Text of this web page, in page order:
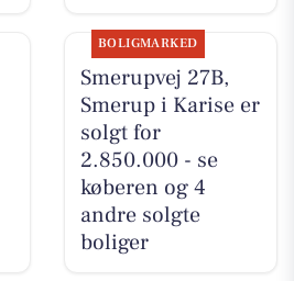
BOLIGMARKED
Smerupvej 27B,
Smerup i Karise er
solgt for
2.850.000 - se
køberen og 4
andre solgte
boliger